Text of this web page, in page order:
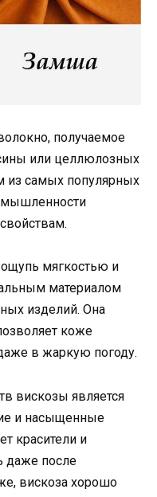
получаемое
или целлюлозных
из самых популярных
ощупь мягкостью и
материалом
изделий. Она
коже
в жаркую погоду.
вискозы является
и насыщенные
красители и
даже после
вискоза хорошо